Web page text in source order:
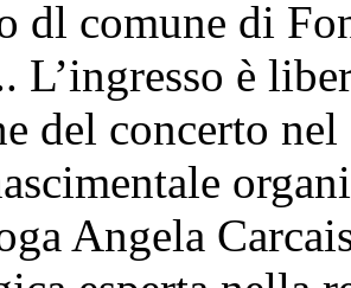
dl comune di
L’ingresso è
del concerto
Angela